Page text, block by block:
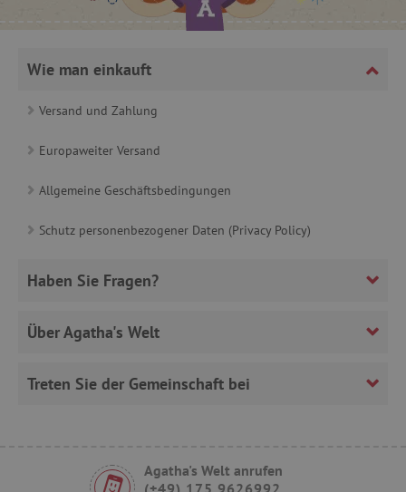
Wie man einkauft
Versand und Zahlung
Europaweiter Versand
Allgemeine Geschäftsbedingungen
Schutz personenbezogener Daten (Privacy Policy)
Haben Sie Fragen?
Über Agatha's Welt
Treten Sie der Gemeinschaft bei
Agatha's Welt anrufen
(+49) 175 9626992
product_filter_remember
_sp_ses.ab3e
www.agathaswelt.de
Cloudflare Inc.
featureFlagCheckoutExperimentVariant